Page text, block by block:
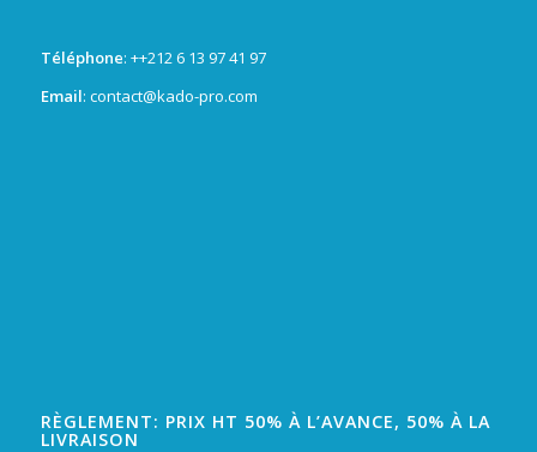
Téléphone: ++212 6 13 97 41 97
Email: contact@kado-pro.com
RÈGLEMENT: PRIX HT 50% À L’AVANCE, 50% À LA
LIVRAISON